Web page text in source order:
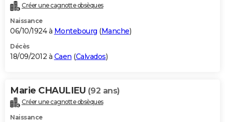
Créer une cagnotte obsèques
Naissance
06/10/1924 à Montebourg (Manche)
Décès
18/09/2012 à Caen (Calvados)
Marie CHAULIEU (92 ans)
Créer une cagnotte obsèques
Naissance